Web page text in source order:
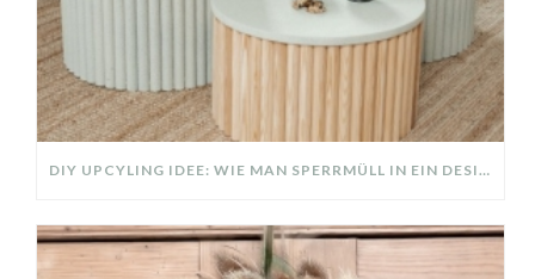
DIY UPCYLING IDEE: WIE MAN SPERRMÜLL IN EIN DESIGNER TEIL VERWANDELT